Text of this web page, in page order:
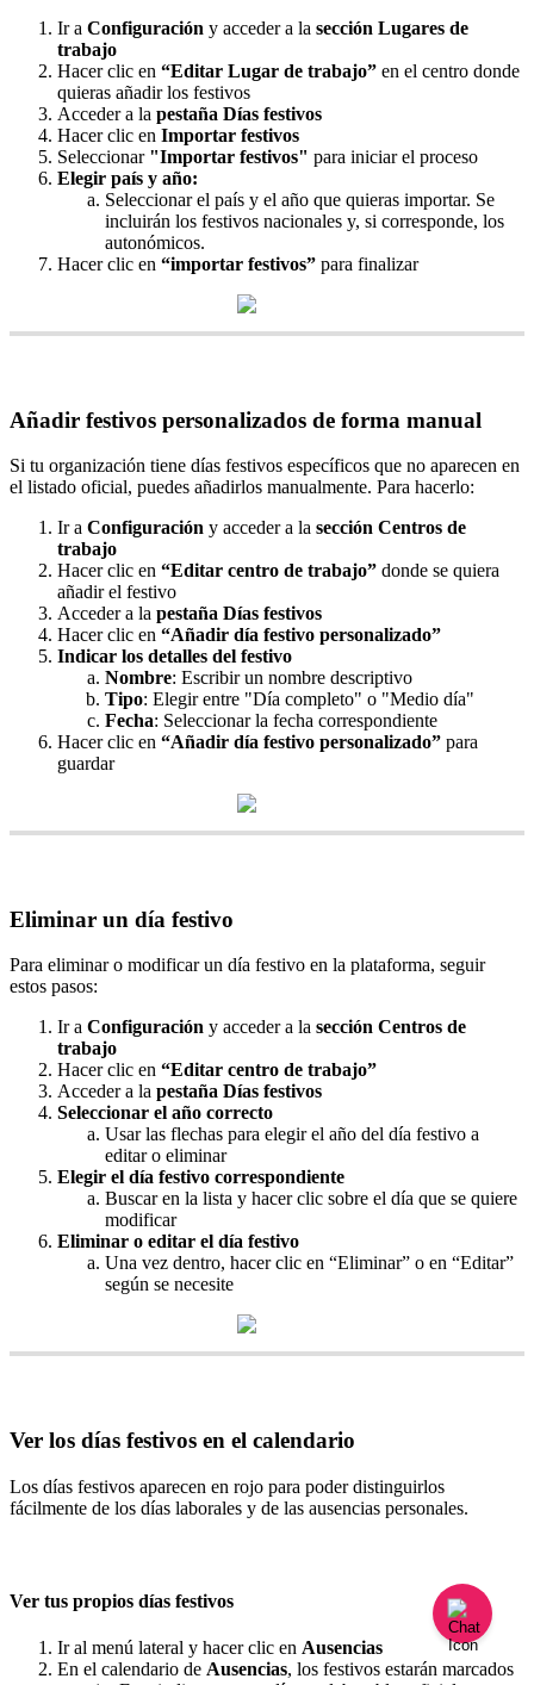
Ir a Configuración y acceder a la sección Lugares de
trabajo
Hacer clic en “Editar Lugar de trabajo” en el centro donde
quieras añadir los festivos
Acceder a la pestaña Días festivos
Hacer clic en Importar festivos
Seleccionar "Importar festivos" para iniciar el proceso
Elegir país y año:
Seleccionar el país y el año que quieras importar. Se
incluirán los festivos nacionales y, si corresponde, los
autonómicos.
Hacer clic en “importar festivos” para finalizar
Añadir festivos personalizados de forma manual
Si tu organización tiene días festivos específicos que no aparecen en
el listado oficial, puedes añadirlos manualmente. Para hacerlo:
Ir a Configuración y acceder a la sección Centros de
trabajo
Hacer clic en “Editar centro de trabajo” donde se quiera
añadir el festivo
Acceder a la pestaña Días festivos
Hacer clic en “Añadir día festivo personalizado”
Indicar los detalles del festivo
Nombre: Escribir un nombre descriptivo
Tipo: Elegir entre "Día completo" o "Medio día"
Fecha: Seleccionar la fecha correspondiente
Hacer clic en “Añadir día festivo personalizado” para
guardar
Eliminar un día festivo
Para eliminar o modificar un día festivo en la plataforma, seguir
estos pasos:
Ir a Configuración y acceder a la sección Centros de
trabajo
Hacer clic en “Editar centro de trabajo”
Acceder a la pestaña Días festivos
Seleccionar el año correcto
Usar las flechas para elegir el año del día festivo a
editar o eliminar
Elegir el día festivo correspondiente
Buscar en la lista y hacer clic sobre el día que se quiere
modificar
Eliminar o editar el día festivo
Una vez dentro, hacer clic en “Eliminar” o en “Editar”
según se necesite
Ver los días festivos en el calendario
Los días festivos aparecen en rojo para poder distinguirlos
fácilmente de los días laborales y de las ausencias personales.
Ver tus propios días festivos
Ir al menú lateral y hacer clic en Ausencias
En el calendario de Ausencias, los festivos estarán marcados